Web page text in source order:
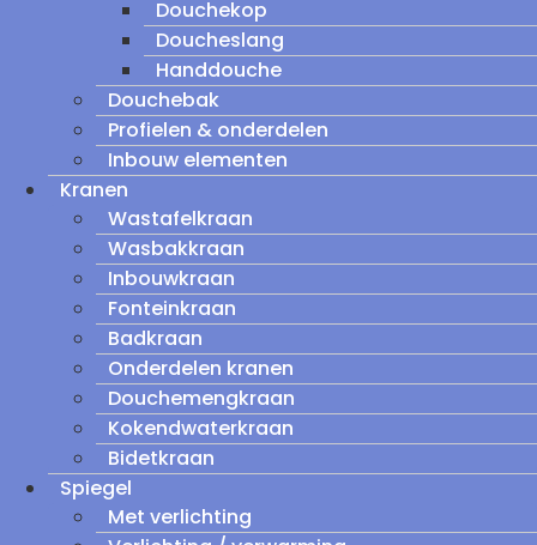
Douchekop
Doucheslang
Handdouche
Douchebak
Profielen & onderdelen
Inbouw elementen
Kranen
Wastafelkraan
Wasbakkraan
Inbouwkraan
Fonteinkraan
Badkraan
Onderdelen kranen
Douchemengkraan
Kokendwaterkraan
Bidetkraan
Spiegel
Met verlichting